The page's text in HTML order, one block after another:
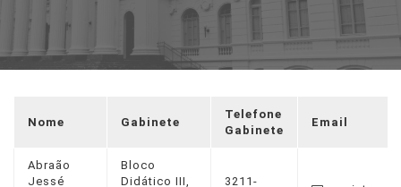
Nome Gabinete
Telefone
Gabinete
Email
Abraão
Jessé
Bloco
Didático III,
3211-